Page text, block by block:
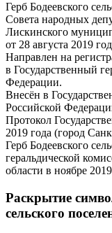
Герб Бодеевского
Совета народных
Лискинского
от 28 августа 2019
Направлен на
в Государственный
Федерации.
Внесён в
Российской
Протокол
2019 года (город
Герб Бодеевского
геральдической
области в ноябре
Раскрытие
сельского